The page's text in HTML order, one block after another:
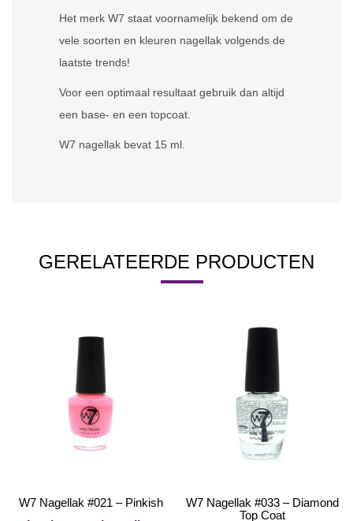
Het merk W7 staat voornamelijk bekend om de
vele soorten en kleuren nagellak volgends de
laatste trends!
Voor een optimaal resultaat gebruik dan altijd
een base- en een topcoat.
W7 nagellak bevat 15 ml.
GERELATEERDE PRODUCTEN
W7 Nagellak #021 – Pinkish
W7 Nagellak #033 – Diamond
Top Coat